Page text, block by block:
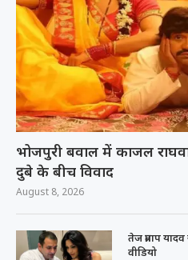
भोजपुरी बवाल में काजल
दुबे के बीच विवाद
August 8, 2026
तेज प्रताप
वीडियो